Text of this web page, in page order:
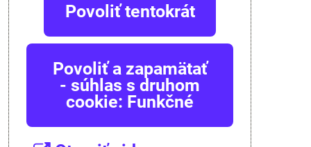
Povoliť tentokrát
Povoliť a zapamätať
- súhlas s druhom
cookie: Funkčné